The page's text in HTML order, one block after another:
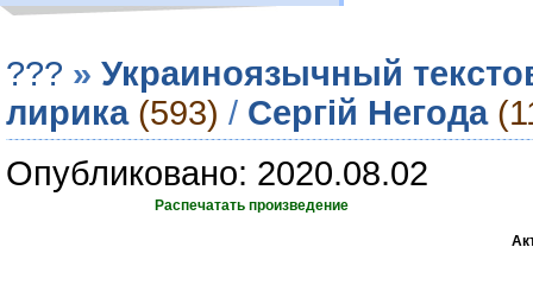
??? » Украиноязычный
лирика (593) / Сергій Негода
Опубликовано: 2020.08.02
Распечатать произведение